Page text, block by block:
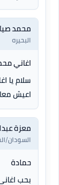
محمد
البحيره
اغاني
سلام يا
اعيش
معزة
السودان/
حمادة
بحب